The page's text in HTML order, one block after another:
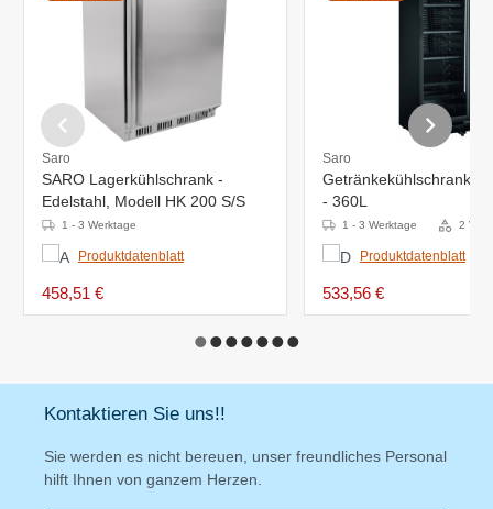
Saro
SARO Lagerkühlschrank -
Edelstahl, Modell HK 200 S/S
1 - 3 Werktage
Produktdatenblatt
458,51 €
Saro
Getränkekühlschrank -
- 360L
1 - 3 Werktage 2
Produktdatenblatt
533,56 €
Kontaktieren Sie uns!!
Sie werden es nicht bereuen, unser freundliches Personal
hilft Ihnen von ganzem Herzen.